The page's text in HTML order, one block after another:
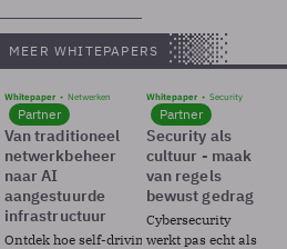
MEER WHITEPAPERS
Whitepaper Netwerken
Partner
Van traditioneel
netwerkbeheer
naar AI
aangestuurde
infrastructuur
Ontdek hoe self-driving
Whitepaper Security
Partner
Security als
cultuur - maak
van regels
bewust gedrag
Cybersecurity
werkt pas echt als